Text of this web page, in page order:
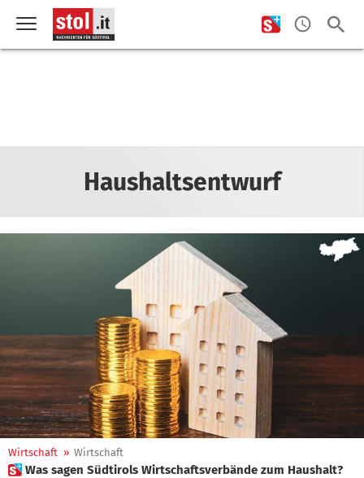
Haushaltsentwurf
Wirtschaft » Wirtschaft
 Was sagen Südtirols Wirtschaftsverbände zum Haushalt?